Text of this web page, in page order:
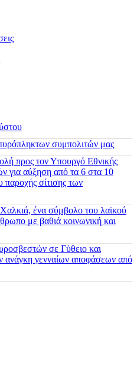
συμπολιτών μας
προς τον Υπουργό Εθνικής
για αύξηση από τα 6 στα 10
σίτισης των
ένα σύμβολο του λαϊκού
με βαθιά κοινωνική και
σε Γύθειο και
ανάγκη γενναίων αποφάσεων από